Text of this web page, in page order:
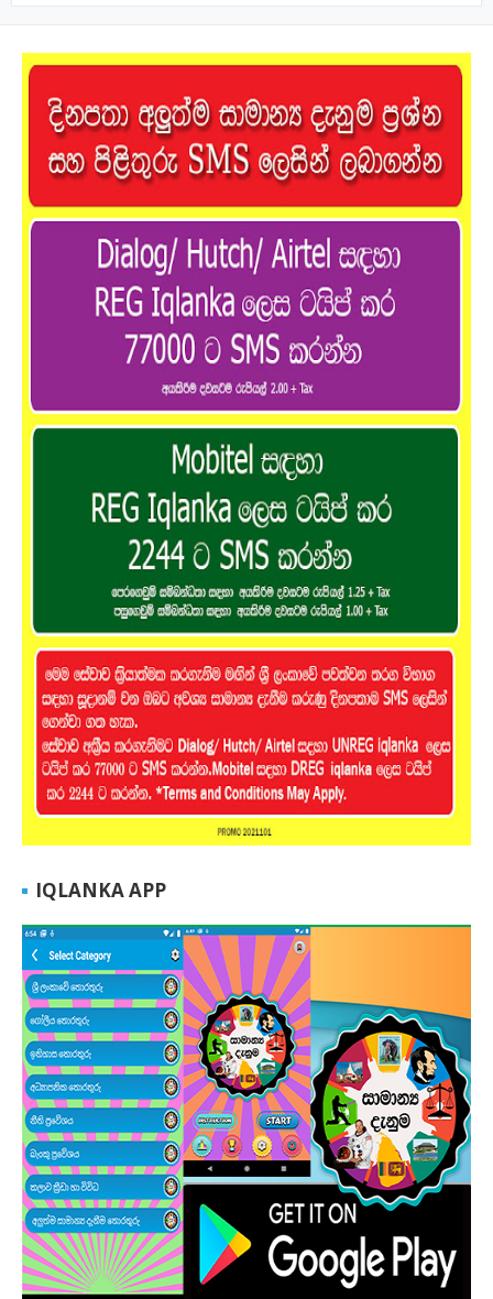
IQLANKA APP